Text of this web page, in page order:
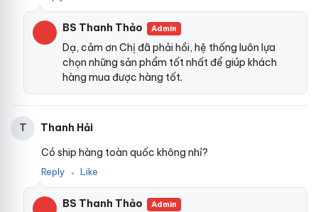
BS Thanh Thảo Admin
Dạ, cảm ơn Chị đã phải hồi, hệ thống luôn lựa
chọn những sản phẩm tốt nhất để giúp khách
hàng mua được hàng tốt.
T
Thanh Hải
Có ship hàng toàn quốc không nhỉ?
Reply ● Like
BS Thanh Thảo Admin